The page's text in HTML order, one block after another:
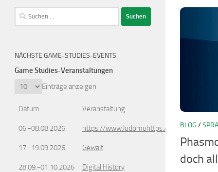
BLOG /
doch
Suchen
nach:
NÄCHSTE GAME-STUDIES-EVENTS
Game Studies-Veranstaltungen
Einträge anzeigen
Datum Veranstaltung
06.-08.08.2026 https://www.ludomuhttps://
17.-19.09.2026 Gewalt
28.09.-01.10.2026 Digital History